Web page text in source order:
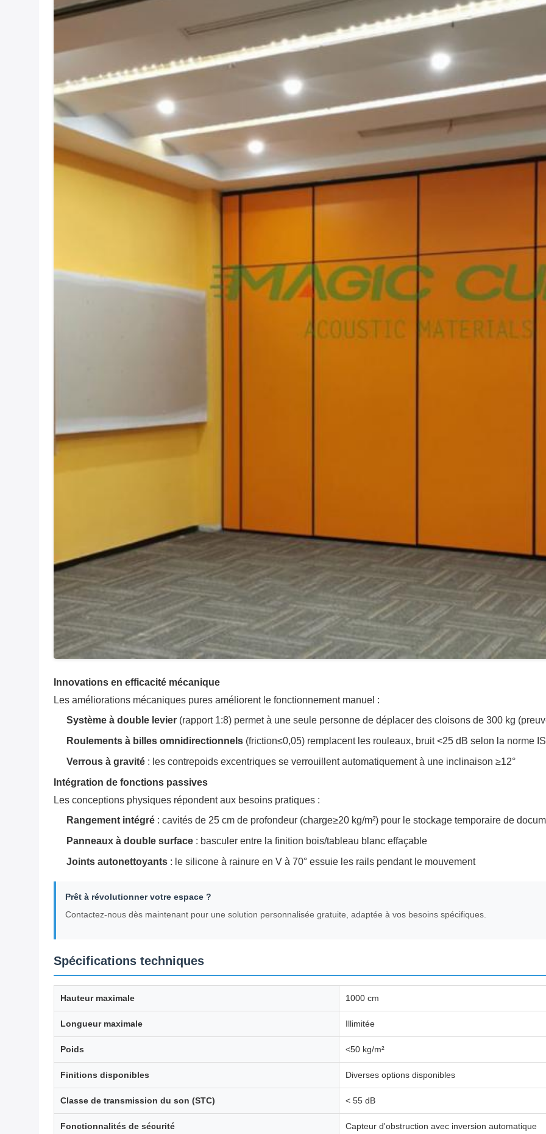
Innovations en efficacité mécanique
Les améliorations mécaniques pures améliorent le fonctionnement manuel :
Système à double levier (rapport 1:8) permet à une seule personne de déplacer des cloisons de 300 kg
Roulements à billes omnidirectionnels (friction≤0,05) remplacent les rouleaux, bruit <25 dB selon la norme
Verrous à gravité ‌ : les contrepoids excentriques se verrouillent automatiquement à une inclinaison ≥12°
Intégration de fonctions passives
Les conceptions physiques répondent aux besoins pratiques :
Rangement intégré : cavités de 25 cm de profondeur (charge≥20 kg/m²) pour le stockage temporaire de
Panneaux à double surface ‌ : basculer entre la finition bois/tableau blanc effaçable
Joints autonettoyants ‌ : le silicone à rainure en V à 70° essuie les rails pendant le mouvement
Prêt à révolutionner votre espace ?
Contactez-nous dès maintenant pour une solution personnalisée gratuite, adaptée à vos besoins spécifiques.
Spécifications techniques
Hauteur maximale 1000 cm
Longueur maximale Illimitée
Poids <50 kg/m²
Finitions disponibles Diverses options disponibles
Classe de transmission du son (STC) < 55 dB
Fonctionnalités de sécurité Capteur d'obstruction avec inversion automatique